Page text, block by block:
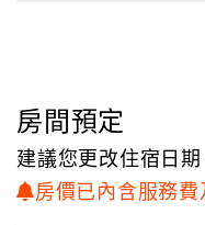
地
圖
顧
從整個平面來看是呈凹
建材是採用七層的花崗
房間預定
建議您更改住宿日
房價已內含服務費